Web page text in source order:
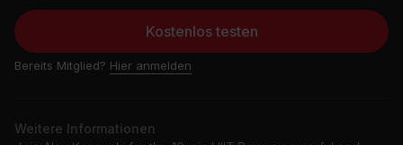
Kostenlos testen
Bereits Mitglied? Hier anmelden
Weitere Informationen